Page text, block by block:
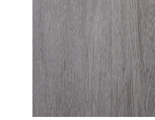
hvězdiček.